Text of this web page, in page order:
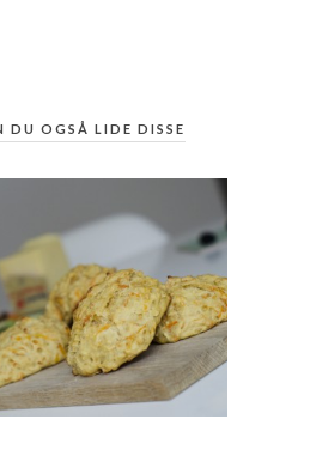
DU OGSÅ LIDE DISSE